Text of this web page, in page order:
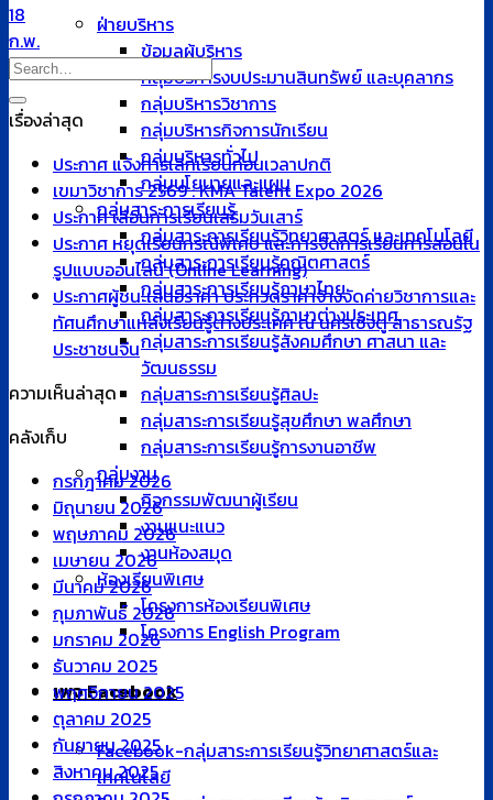
ฝ่ายบริหาร
ข้อมูลผู้บริหาร
กลุ่มบริหารงบประมานสินทรัพย์ และบุคลากร
กลุ่มบริหารวิชาการ
กลุ่มบริหารกิจการนักเรียน
กลุ่มบริหารทั่วไป
กลุ่มนโยบายและแผน
กลุ่มสาระการเรียนรู้
กลุ่มสาระการเรียนรู้วิทยาศาสตร์ และเทคโนโลยี
กลุ่มสาระการเรียนรู้คณิตศาสตร์
กลุ่มสาระการเรียนรู้ภาษาไทย
กลุ่มสาระการเรียนรู้ภาษาต่างประเทศ
กลุ่มสาระการเรียนรู้สังคมศึกษา ศาสนา และ
วัฒนธรรม
กลุ่มสาระการเรียนรู้ศิลปะ
กลุ่มสาระการเรียนรู้สุขศึกษา พลศึกษา
กลุ่มสาระการเรียนรู้การงานอาชีพ
กลุ่มงาน
กิจกรรมพัฒนาผู้เรียน
งานแนะแนว
งานห้องสมุด
ห้องเรียนพิเศษ
โครงการห้องเรียนพิเศษ
โครงการ English Program
เพจ Facebook
Facebook-กลุ่มสาระการเรียนรู้วิทยาศาสตร์และ
เทคโนโลยี
18
ก.พ.
เรื่องล่าสุด
ประกาศ แจ้งการเลิกเรียนก่อนเวลาปกติ
เขมาวิชาการ 2569 : KMA Talent Expo 2026
ประกาศ เลื่อนการเรียนเสริมวันเสาร์
ประกาศ หยุดเรียนกรณีพิเศษ และการจัดการเรียนการสอนใน
รูปแบบออนไลน์ (Online Learning)
ประกาศผู้ชนะเสนอราคา ประกวดราคาจ้างจัดค่ายวิชาการและ
ทัศนศึกษาแหล่งเรียนรู้ต่างประเทศ ณ นครเชิงตู สาธารณรัฐ
ประชาชนจีน
ความเห็นล่าสุด
คลังเก็บ
กรกฎาคม 2026
มิถุนายน 2026
พฤษภาคม 2026
เมษายน 2026
มีนาคม 2026
กุมภาพันธ์ 2026
มกราคม 2026
ธันวาคม 2025
พฤศจิกายน 2025
ตุลาคม 2025
กันยายน 2025
สิงหาคม 2025